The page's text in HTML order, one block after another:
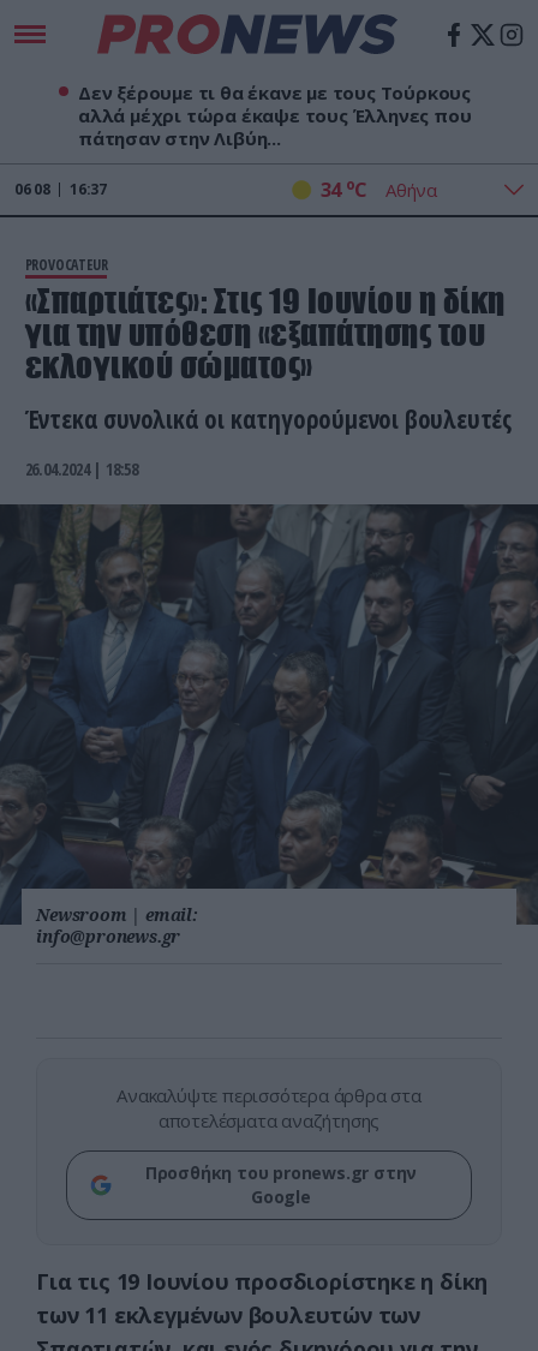
Δεν ξέρουμε τι θα έκανε με τους Τούρκους
αλλά μέχρι τώρα έκαψε τους Έλληνες που
πάτησαν στην Λιβύη...
06 08 16:37 34 oC
PROVOCATEUR
«Σπαρτιάτες»: Στις 19 Ιουνίου η δίκη
για την υπόθεση «εξαπάτησης του
εκλογικού σώματος»
Έντεκα συνολικά οι κατηγορούμενοι βουλευτές
26.04.2024 | 18:58
Newsroom | email:
info@pronews.gr
Ανακαλύψτε περισσότερα άρθρα στα
αποτελέσματα αναζήτησης
Προσθήκη του pronews.gr στην
Google
Για τις 19 Ιουνίου προσδιορίστηκε η δίκη
των 11 εκλεγμένων βουλευτών των